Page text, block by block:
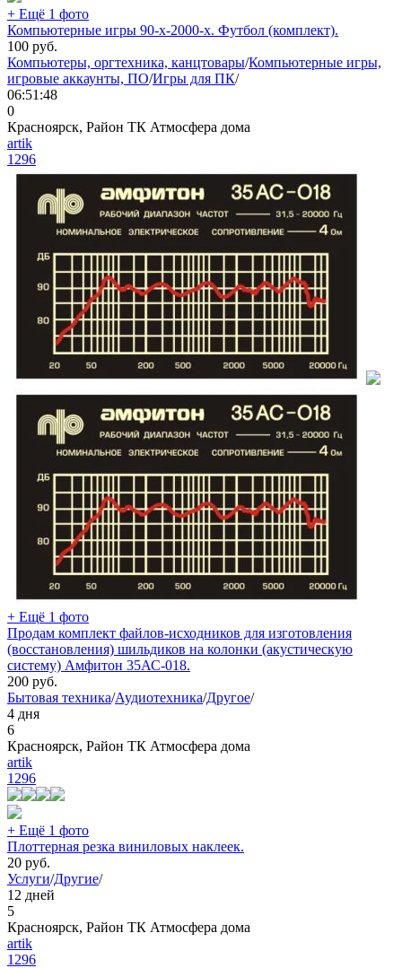
+ Ещё 1 фото
Компьютерные игры 90-х-2000-х. Футбол (комплект).
100 руб.
Компьютеры, оргтехника, канцтовары/Компьютерные игры,
игровые аккаунты, ПО/Игры для ПК/
06:51:48
0
Красноярск, Район ТК Атмосфера дома
artik
1296
+ Ещё 1 фото
Продам комплект файлов-исходников для изготовления
(восстановления) шильдиков на колонки (акустическую
систему) Амфитон 35АС-018.
200 руб.
Бытовая техника/Аудиотехника/Другое/
4 дня
6
Красноярск, Район ТК Атмосфера дома
artik
1296
+ Ещё 1 фото
Плоттерная резка виниловых наклеек.
20 руб.
Услуги/Другие/
12 дней
5
Красноярск, Район ТК Атмосфера дома
artik
1296